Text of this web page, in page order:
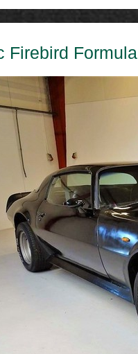
Firebird Formula